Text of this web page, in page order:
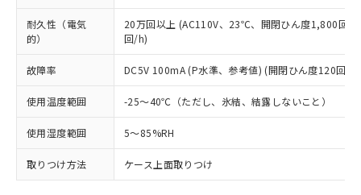
耐久性（電気
的）
20万回以上 (AC110V、23℃、開閉ひん度1,800回/
回/h)
故障率 DC5V 100mA (P水準、参考値) (開閉ひん度120回/
使用温度範囲 -25～40℃（ただし、氷結、結露しないこと）
使用湿度範囲 5～85%RH
取りつけ方法 ケース上面取りつけ
示しないようお願いします。
マイパーツ機能（部品リスト作成サー
ビス）をご利用いただくには、I-Web
メンバーズにご登録されている必要が
あります。
お客様が当ウェブサイト上で当社にご
登録された部品リストについて、当社
および当社の共同利用者が、当社の製
品・サービスに関するお客様との取
引・商談に必要な範囲で利用すること
をご了承ください。
部品在庫の切り替え状況などにより、予定
月が前後することがあります。
※3 非含有証明書ダウンロード
下記の非含有証明書をダウンロードするこ
とができます。
準値以下であることを示します。
「10」：通常の使用状況下において有害物
質が外部に漏えいし、環境に深刻な影響を
及ぼさない年数を意味します。
「－」：未確認です。当社販売部門へお問
い合わせください。
該第三者に通知します。また当社は、
販売先および販売に係わる関係者が違
法に輸出するおそれがある場合は、取
り引きをいたしません。
合意する
受注生産機種、また在庫状況の
情報を公開していない機種